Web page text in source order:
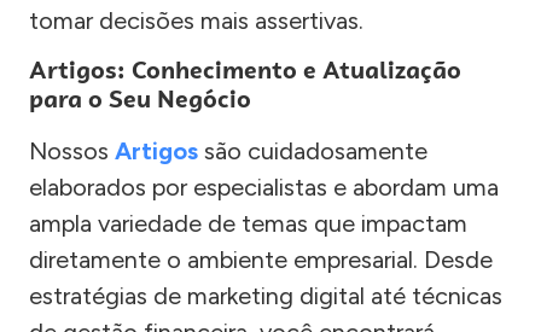
tomar decisões mais assertivas.
Artigos: Conhecimento e Atualização
para o Seu Negócio
Nossos Artigos são cuidadosamente
elaborados por especialistas e abordam uma
ampla variedade de temas que impactam
diretamente o ambiente empresarial. Desde
estratégias de marketing digital até técnicas